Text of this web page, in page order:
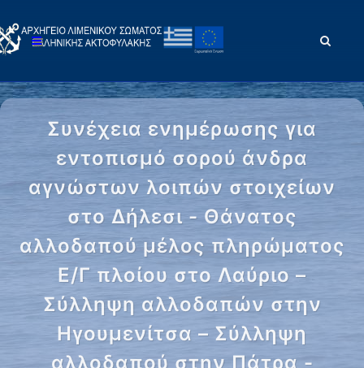
Συνέχεια ενημέρωσης για
εντοπισμό σορού άνδρα
αγνώστων λοιπών στοιχείων
στο Δήλεσι - Θάνατος
αλλοδαπού μέλος πληρώματος
Ε/Γ πλοίου στο Λαύριο –
Σύλληψη αλλοδαπών στην
Ηγουμενίτσα – Σύλληψη
αλλοδαπού στην Πάτρα -